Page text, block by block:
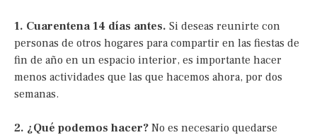
1. Cuarentena 14 días antes. Si deseas reunirte con
personas de otros hogares para compartir en las fiestas de
fin de año en un espacio interior, es importante hacer
menos actividades que las que hacemos ahora, por dos
semanas.
2. ¿Qué podemos hacer? No es necesario quedarse